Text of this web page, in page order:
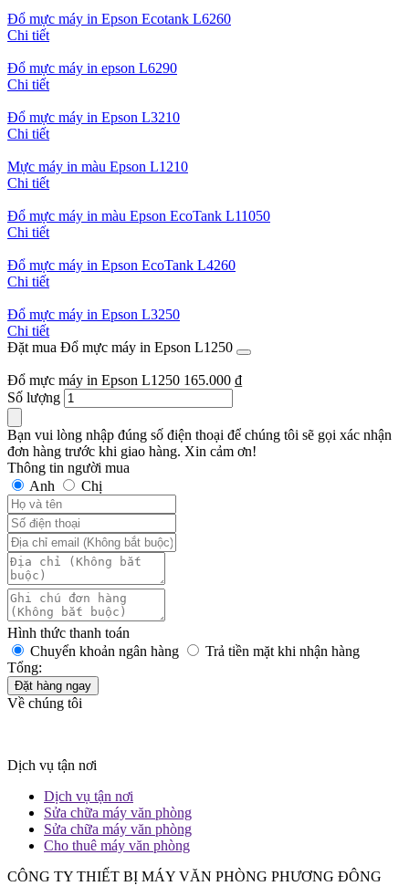
Đổ mực máy in Epson Ecotank L6260
Chi tiết
Đổ mực máy in epson L6290
Chi tiết
Đổ mực máy in Epson L3210
Chi tiết
Mực máy in màu Epson L1210
Chi tiết
Đổ mực máy in màu Epson EcoTank L11050
Chi tiết
Đổ mực máy in Epson EcoTank L4260
Chi tiết
Đổ mực máy in Epson L3250
Chi tiết
Đặt mua Đổ mực máy in Epson L1250
Đổ mực máy in Epson L1250 165.000 ₫
Số lượng
Bạn vui lòng nhập đúng số điện thoại để chúng tôi sẽ gọi xác nhận
đơn hàng trước khi giao hàng. Xin cảm ơn!
Thông tin người mua
Anh
Chị
Hình thức thanh toán
Chuyển khoản ngân hàng
Trả tiền mặt khi nhận hàng
Tổng:
Đặt hàng ngay
Về chúng tôi
Dịch vụ tận nơi
Dịch vụ tận nơi
Sửa chữa máy văn phòng
Sửa chữa máy văn phòng
Cho thuê máy văn phòng
CÔNG TY THIẾT BỊ MÁY VĂN PHÒNG PHƯƠNG ĐÔNG